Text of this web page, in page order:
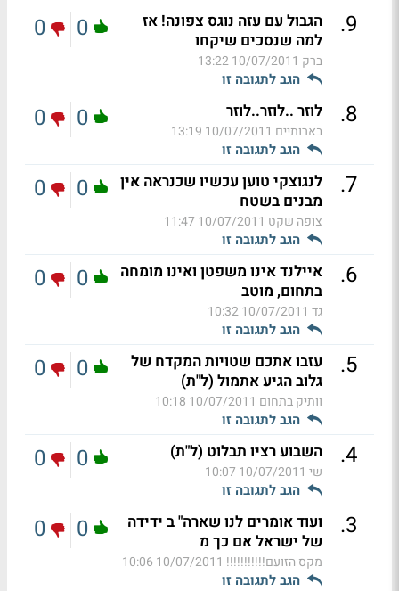
9
.
הגבול עם עזה נוגס צפונה! אז
למה שנסכים שיקחו
ברק 10/07/2011 13:22
הגב לתגובה זו
0
0
8
. לוזר ..לוזר..לוזר
בארותיים 10/07/2011 13:19
הגב לתגובה זו
0
0
7
.
לנגוצקי טוען עכשיו שכנראה אין
מבנים בשטח
צופה שקט 10/07/2011 11:47
הגב לתגובה זו
0
0
6
.
איילנד אינו משפטן ואינו מומחה
בתחום, מוטב
גד 10/07/2011 10:32
הגב לתגובה זו
0
0
5
.
עזבו אתכם שטויות המקדח של
גלוב הגיע אתמול (ל"ת)
וותיק בתחום 10/07/2011 10:18
הגב לתגובה זו
0
0
4
. השבוע רציו תבלוט (ל"ת)
שי 10/07/2011 10:07
הגב לתגובה זו
0
0
3
.
ועוד אומרים לנו שארה" ב ידידה
של ישראל אם כך מ
מקס הזועם!!!!!!!!!!! 10/07/2011 10:06
הגב לתגובה זו
0
0